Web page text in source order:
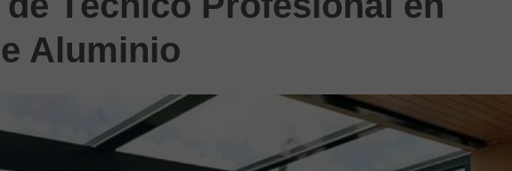
Aluminio